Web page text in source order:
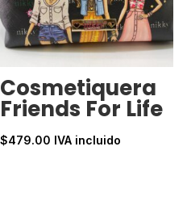
Cosmetiquera
Friends For Life
$479.00 IVA incluido